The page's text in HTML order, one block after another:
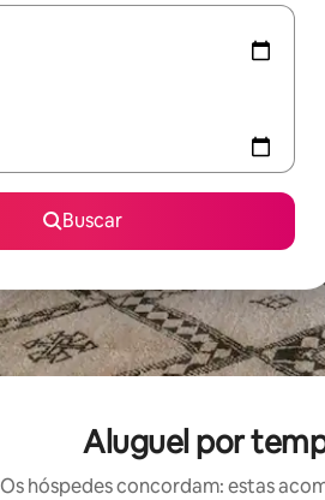
Buscar
Aluguel por
Os hóspedes concordam: estas